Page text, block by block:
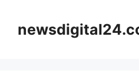
content